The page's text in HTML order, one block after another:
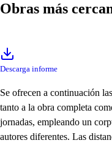
Obras más
Descarga informe
Se ofrecen a continuación
tanto a la obra completa
jornadas, empleando un
autores diferentes. Las